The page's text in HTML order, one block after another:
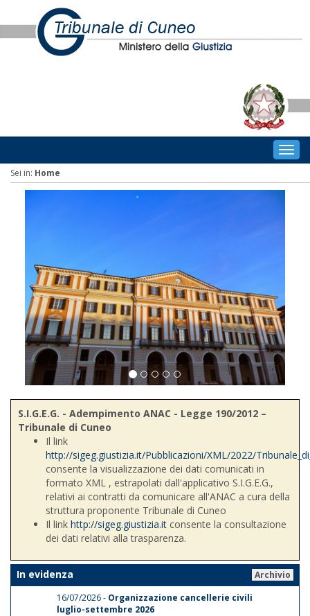
Sei in: Home
S.I.G.E.G. - Adempimento ANAC - Legge 190/2012 –
Tribunale di Cuneo
Il link
http://sigeg.giustizia.it/Pubblicazioni/XML/2022/
consente la visualizzazione dei dati comunicati in
formato XML , estrapolati dall'applicativo S.I.G.E.G.,
relativi ai contratti da comunicare all'ANAC a cura della
struttura proponente Tribunale di Cuneo
Il link http://sigeg.giustizia.it consente la consultazione
dei dati relativi alla trasparenza.
In evidenza
Archivio
16/07/2026 - Organizzazione cancellerie civili
luglio-settembre 2026